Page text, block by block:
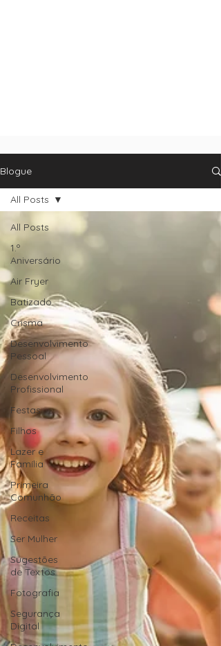
Blogue
All Posts
1.º
Aniversário
Air Fryer
Batizado
Crisma
Desenvolvimento
Pessoal
Desenvolvimento
Profissional
Festas
Filhos
Lazer e
Família
Primeira
Comunhão
Receitas
Ser Mulher
Sugestões
de Textos
Fotografia
Segurança
Digital
All Posts